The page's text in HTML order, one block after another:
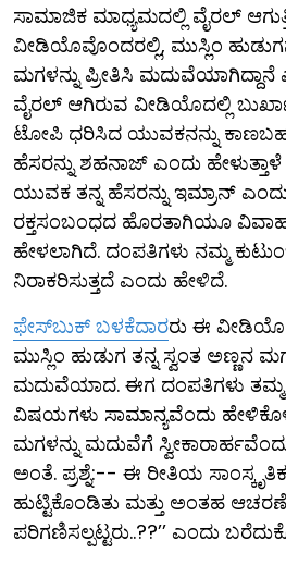
ಸಾಮಾಜಿಕ ಮಾಧ್ಯಮದಲ್ಲಿ ವೈರಲ್
ವೀಡಿಯೊವೊಂದರಲ್ಲಿ, ಮುಸ್ಲಿಂ
ಮಗಳನ್ನು ಪ್ರೀತಿಸಿ ಮದುವೆಯಾಗಿದ್ದಾನೆ
ವೈರಲ್ ಆಗಿರುವ ವೀಡಿಯೊದಲ್ಲಿ
ಟೋಪಿ ಧರಿಸಿದ ಯುವಕನನ್ನು
ಹೆಸರನ್ನು ಶಹನಾಜ್ ಎಂದು
ಯುವಕ ತನ್ನ ಹೆಸರನ್ನು ಇಮ್ರಾನ್
ರಕ್ತಸಂಬಂಧದ ಹೊರತಾಗಿಯೂ
ಹೇಳಲಾಗಿದೆ. ದಂಪತಿಗಳು ನಮ್ಮ
ನಿರಾಕರಿಸುತ್ತದೆ ಎಂದು ಹೇಳಿದೆ.
ಫೇಸ್​ಬುಕ್ ಬಳಕೆದಾರರು ಈ
ಮುಸ್ಲಿಂ ಹುಡುಗ ತನ್ನ ಸ್ವಂತ ಅಣ್ಣನ
ಮದುವೆಯಾದ. ಈಗ ದಂಪತಿಗಳು
ವಿಷಯಗಳು ಸಾಮಾನ್ಯವೆಂದು
ಮಗಳನ್ನು ಮದುವೆಗೆ
ಅಂತೆ. ಪ್ರಶ್ನೆ:-- ಈ ರೀತಿಯ
ಹುಟ್ಟಿಕೊಂಡಿತು ಮತ್ತು ಅಂತಹ
ಪರಿಗಣಿಸಲ್ಪಟ್ಟರು..??’’ ಎಂದು